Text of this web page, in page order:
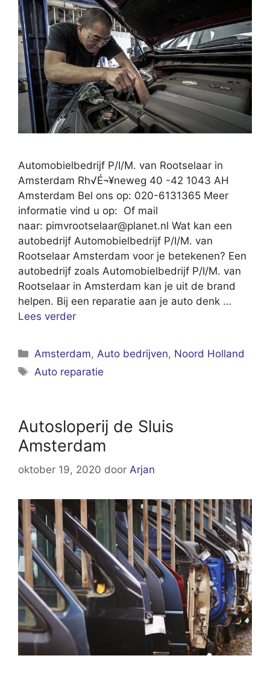
Automobielbedrijf P/I/M. van Rootselaar in
Amsterdam Rh√É¬¥neweg 40 -42 1043 AH
Amsterdam Bel ons op: 020-6131365 Meer
informatie vind u op: Of mail
naar: pimvrootselaar@planet.nl Wat kan een
autobedrijf Automobielbedrijf P/I/M. van
Rootselaar Amsterdam voor je betekenen? Een
autobedrijf zoals Automobielbedrijf P/I/M. van
Rootselaar in Amsterdam kan je uit de brand
helpen. Bij een reparatie aan je auto denk …
Lees verder
Categorieën
Amsterdam, Auto bedrijven, Noord Holland
Tags
Auto reparatie
Autosloperij de Sluis
Amsterdam
oktober 19, 2020 door Arjan